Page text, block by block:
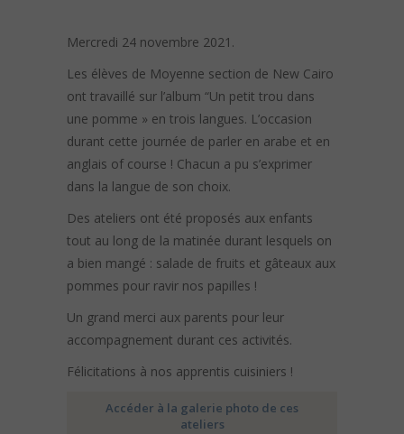
Mercredi 24 novembre 2021.
Les élèves de Moyenne section de New Cairo
ont travaillé sur l’album “Un petit trou dans
une pomme » en trois langues. L’occasion
durant cette journée de parler en arabe et en
anglais of course ! Chacun a pu s’exprimer
dans la langue de son choix.
Des ateliers ont été proposés aux enfants
tout au long de la matinée durant lesquels on
a bien mangé : salade de fruits et gâteaux aux
pommes pour ravir nos papilles !
Un grand merci aux parents pour leur
accompagnement durant ces activités.
Félicitations à nos apprentis cuisiniers !
Accéder à la galerie photo de ces
ateliers